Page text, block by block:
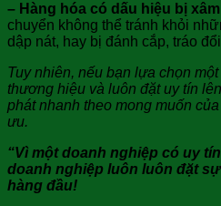
– Hàng hóa có dấu hiệu bị
chuyển không thể tránh khỏi
dập nát, hay bị đánh cắp, tráo
Tuy nhiên, nếu bạn lựa chọn
thương hiệu và luôn đặt uy tín
phát nhanh theo mong muốn
ưu.
“Vì một doanh nghiệp có uy
doanh nghiệp luôn luôn đặt
hàng đầu!